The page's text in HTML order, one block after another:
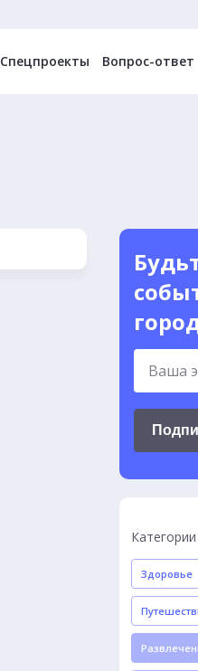
Спецпроекты Вопрос-ответ
Категории
Здоровье